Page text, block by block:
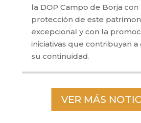
la DOP Campo de Borja con
protección de este
excepcional y con la
iniciativas que contribuyan a
su continuidad.
VER MÁS